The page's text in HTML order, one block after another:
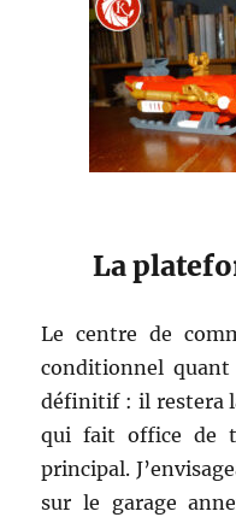
La
Le centre de
conditionnel quant
définitif : il restera
qui fait office de
principal.
sur le garage